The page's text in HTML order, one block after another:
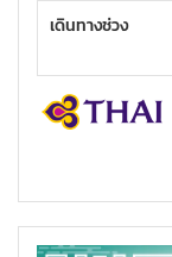
เดินทางช่วง